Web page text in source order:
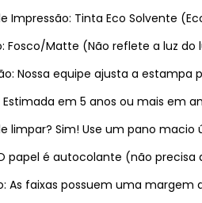
Impressão: Tinta Eco Solvente
Fosco/Matte (Não reflete a luz
Nossa equipe ajusta a
Estimada em 5 anos ou mais em
limpar? Sim! Use um pano
papel é autocolante (não precisa
As faixas possuem uma